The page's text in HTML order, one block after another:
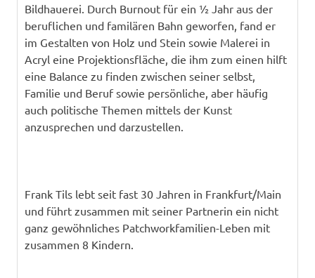
Bildhauerei. Durch Burnout für ein ½ Jahr aus der
beruflichen und familären Bahn geworfen, fand er
im Gestalten von Holz und Stein sowie Malerei in
Acryl eine Projektionsfläche, die ihm zum einen hilft
eine Balance zu finden zwischen seiner selbst,
Familie und Beruf sowie persönliche, aber häufig
auch politische Themen mittels der Kunst
anzusprechen und darzustellen.
Frank Tils lebt seit fast 30 Jahren in Frankfurt/Main
und führt zusammen mit seiner Partnerin ein nicht
ganz gewöhnliches Patchworkfamilien-Leben mit
zusammen 8 Kindern.